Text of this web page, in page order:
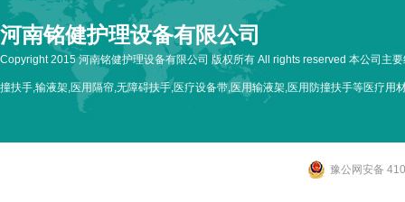
河南铭健护理设备有限公司
Copyright 2015 河南铭健护理设备有限公司 版权所有 All rights reserved 本公司主
撞扶手,输液架,医用隔帘,无障碍扶手,医疗设备带,医用输液架,医用防撞扶手等医疗用
豫公网安备